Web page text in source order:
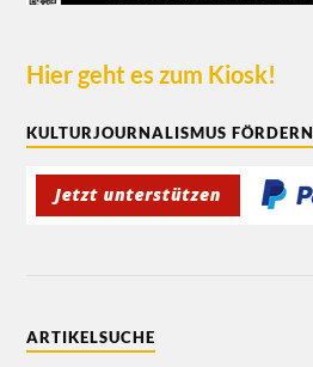
Hier geht es zum Kiosk!
KULTURJOURNALISMUS FÖRDERN
ARTIKELSUCHE